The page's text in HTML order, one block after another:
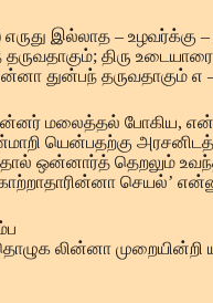
எருது இல்லாத –
தருவதாகும்; திரு
துன்பந் தருவதாகும் எ –
மலைத்தல் போகிய,
யென்பதற்கு
ஒன்னார்த் தெறலும்
செயல்’
லின்னா முறையின்றி